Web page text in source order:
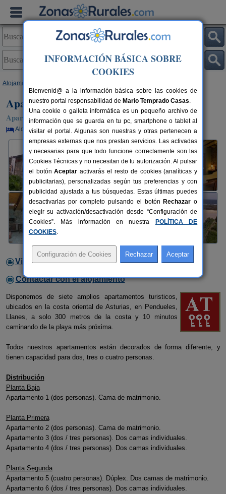
Alojamientos
Apartamentos La Llobera
Apartamentos Rurales en Pendueles / Llanes (Asturias)
Alquiler por habitaciones 2-20+4 plazas 100 km de Oviedo
Video
Contactar con el alojamiento
Disponemos de siete amplios apartamentos turisticos,
ubicados en la costa oriental de Asturias, en Pendueles,
Llanes, a solo 300 metros de la costa y 10 minutos
caminando de la playa más próxima.
Todos nuestros apartamentos están decorados de forma diferente, y
tienen capacidad para dos, tres o cuatro personas.
Distribución
Planta Baja
Apartamento 1 (dos personas). Cama de matrimonio.
Planta Primera
Apartamento 2 (dos personas). Cama de matrimonio.
Apartamento 3 (dos / tres personas). Dos camas individuales.
Apartamento 4 (dos / tres personas). Dos camas individuales.
Planta Segunda
Apartamento 5 (cuatro personas). Dúplex. Dos camas de matrimonio.
Apartamento 6 (dos / tres personas). Dos camas individuales.
INFORMACIÓN BÁSICA SOBRE
COOKIES
Bienvenid@ a la información básica sobre las cookies de
nuestro portal responsabilidad de Mario Temprado Casas.
Una cookie o galleta informática es un pequeño archivo de
información que se guarda en tu pc, smartphone o tablet al
visitar el portal. Algunas son nuestras y otras pertenecen a
empresas externas que nos prestan servicios. Las activadas
y necesarias para que todo funcione correctamente son las
Cookies Técnicas y no necesitan de tu autorización. Al pulsar
el botónAceptar activarás el resto de cookies (analíticas y
publicitarias), personalizadas según tus preferencias y con
publicidad ajustada a tus búsquedas. Estas últimas puedes
desactivarlas por completo pulsando el botón Rechazar o
elegir su activación/desactivación desde “Configuración de
Cookies”. Más información en nuestra
POLÍTICA DE
COOKIES.